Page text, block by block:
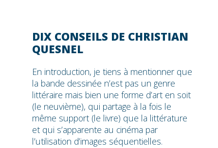
DIX CONSEILS DE CHRISTIAN
QUESNEL
En introduction, je tiens à mentionner que
la bande dessinée n’est pas un genre
littéraire mais bien une forme d’art en soit
(le neuvième), qui partage à la fois le
même support (le livre) que la littérature
et qui s’apparente au cinéma par
l’utilisation d’images séquentielles.